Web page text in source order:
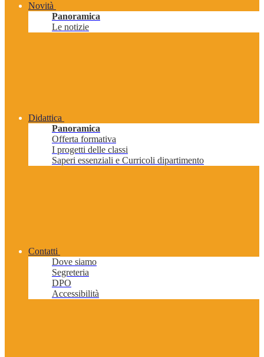
Novità
Panoramica
Le notizie
Didattica
Panoramica
Offerta formativa
I progetti delle classi
Saperi essenziali e Curricoli dipartimento
Contatti
Dove siamo
Segreteria
DPO
Accessibilità